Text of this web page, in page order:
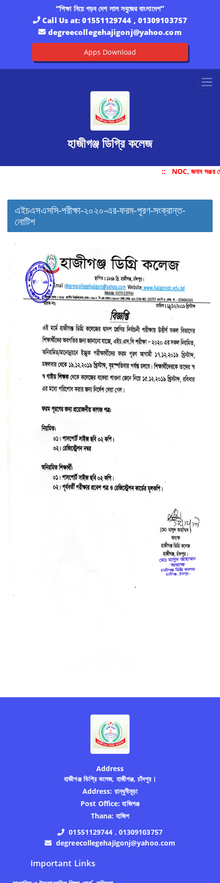
“শিক্ষা নিয়ে গড়ব দেশ লাল সবুজের বাংলাদেশ”
Call Us at:01551129744 , 01309103757
degreecollegehajigonj@yahoo.com
Apps Download
হাজীগঞ্জ ডিগ্রি কলেজ
:: NOC, জনাব সঞ্জয়
এইচএসএসসি-পরীক্ষা-২০২০-এর-ফরম-পূরণ-সংক্রান্ত-
নোটিশ
Address
হাজীগঞ্জ ডিগ্রি কলেজ, হাজীগঞ্জ, চাঁদপুর।
Address: রান্ধুনীমূড়া
Post Office: হাজিগঞ্জ
Thana: হাজিগ
01551129744 , 01309103757
degreecollegehajigonj@yahoo.com
Important Links